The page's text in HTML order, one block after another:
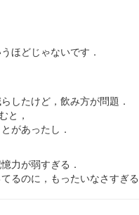
ほどじゃないです．
したけど，飲み方が問題．
と，
があったし．
力が弱すぎる．
るのに，もったいなさすぎる